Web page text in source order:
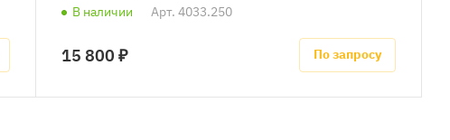
В наличии Арт.4033.250
15 800 ₽ По запросу